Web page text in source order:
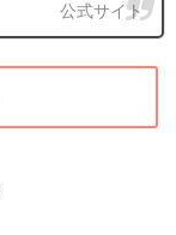
公式サイト